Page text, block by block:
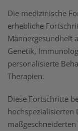
Die medizinische
erhebliche
Männergesundheit
Genetik,
personalisierte
Therapien.
Diese Fortschritte
hochspezialisierten